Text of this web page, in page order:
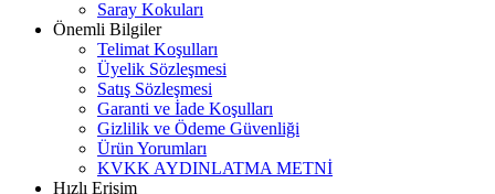
Saray Kokuları
Önemli Bilgiler
Telimat Koşulları
Üyelik Sözleşmesi
Satış Sözleşmesi
Garanti ve İade Koşulları
Gizlilik ve Ödeme Güvenliği
Ürün Yorumları
KVKK AYDINLATMA METNİ
Hızlı Erişim